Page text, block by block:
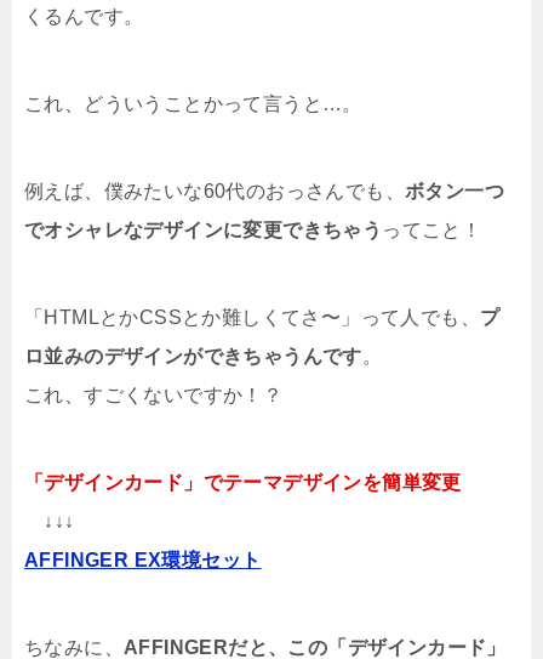
くるんです。
これ、どういうことかって言うと…。
例えば、僕みたいな60代のおっさんでも、 ボタン一つ
でオシャレなデザインに変更できちゃう ってこと！
「HTMLとかCSSとか難しくてさ〜」って人でも、 プ
ロ並みのデザインができちゃうんです。
これ、すごくないですか！？
「デザインカード」でテーマデザインを簡単変更
↓↓↓
AFFINGER EX環境セット
ちなみに、 AFFINGERだと、この「デザインカード」